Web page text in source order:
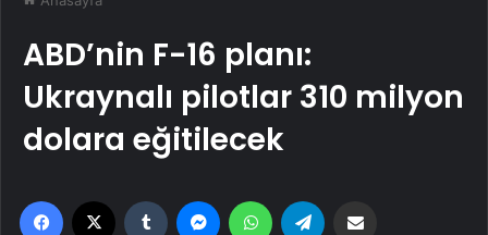
ABD’nin F-16 planı:
Ukraynalı pilotlar 310 milyon
dolara eğitilecek
Facebook Tumblr MessengerWhatsApp